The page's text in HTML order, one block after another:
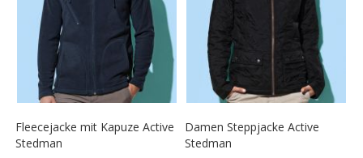
Fleecejacke mit Kapuze Active
Stedman
Damen Steppjacke Active
Stedman